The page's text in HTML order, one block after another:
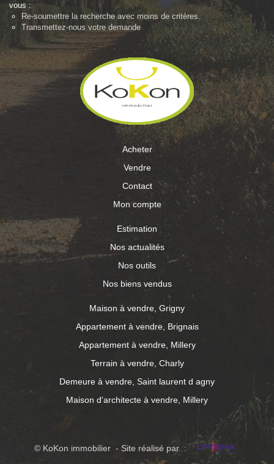
vous :
Re-soumettre la recherche avec moins de critères.
Transmettez-nous votre demande
Acheter
Vendre
Contact
Mon compte
Estimation
Nos actualités
Nos outils
Nos biens vendus
Maison à vendre, Grigny
Appartement à vendre, Brignais
Appartement à vendre, Millery
Terrain à vendre, Charly
Demeure à vendre, Saint laurent d agny
Maison d'architecte à vendre, Millery
© KoKon immobilier - Site réalisé par :